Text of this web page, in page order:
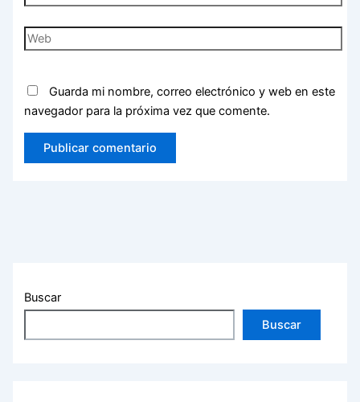
electrónico*
Web
Guarda mi nombre, correo electrónico y web en este
navegador para la próxima vez que comente.
Buscar
Buscar